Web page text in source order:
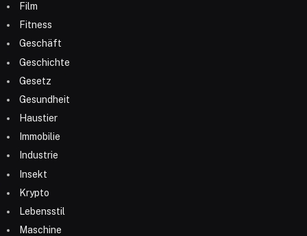
Film
Fitness
Geschäft
Geschichte
Gesetz
Gesundheit
Haustier
Immobilie
Industrie
Insekt
Krypto
Lebensstil
Maschine